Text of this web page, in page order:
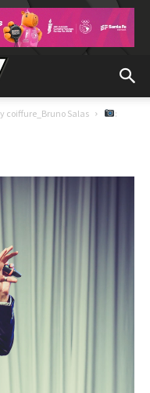
coiffure_Bruno Salas
: